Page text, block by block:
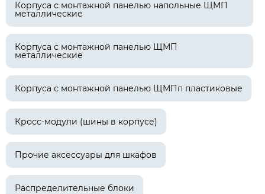
Корпуса с монтажной панелью напольные ЩМП
металлические
Корпуса с монтажной панелью ЩМП
металлические
Корпуса с монтажной панелью ЩМПп пластиковые
Кросс-модули (шины в корпусе)
Прочие аксессуары для шкафов
Распределительные блоки